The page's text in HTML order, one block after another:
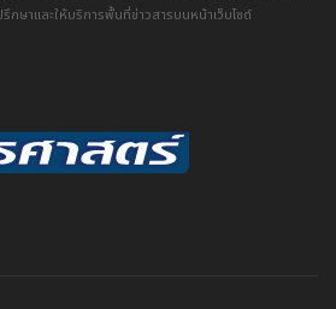
กษาและให้บริการพื้นที่ข่าวสารบนหน้าเว็บไซต์